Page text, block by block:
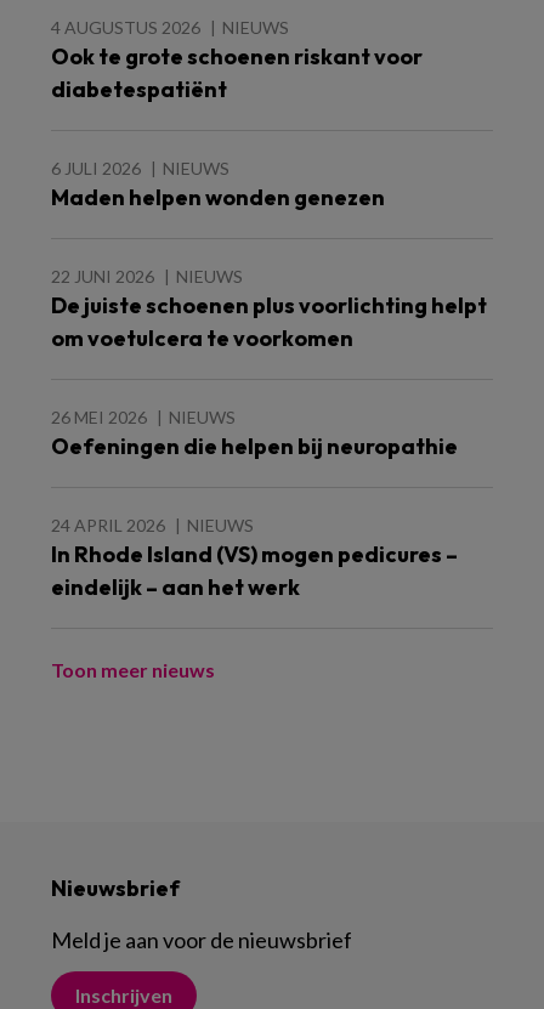
4 AUGUSTUS 2026 NIEUWS
Ook te grote schoenen riskant voor
diabetespatiënt
6 JULI 2026 NIEUWS
Maden helpen wonden genezen
22 JUNI 2026 NIEUWS
De juiste schoenen plus voorlichting helpt
om voetulcera te voorkomen
26 MEI 2026 NIEUWS
Oefeningen die helpen bij neuropathie
24 APRIL 2026 NIEUWS
In Rhode Island (VS) mogen pedicures –
eindelijk – aan het werk
Toon meer nieuws
Nieuwsbrief
Meld je aan voor de nieuwsbrief
Inschrijven